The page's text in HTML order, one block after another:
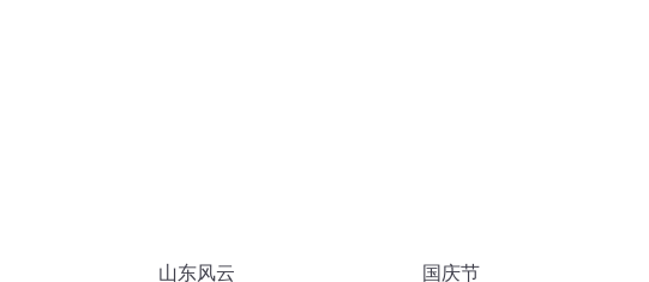
山东风云 国庆节